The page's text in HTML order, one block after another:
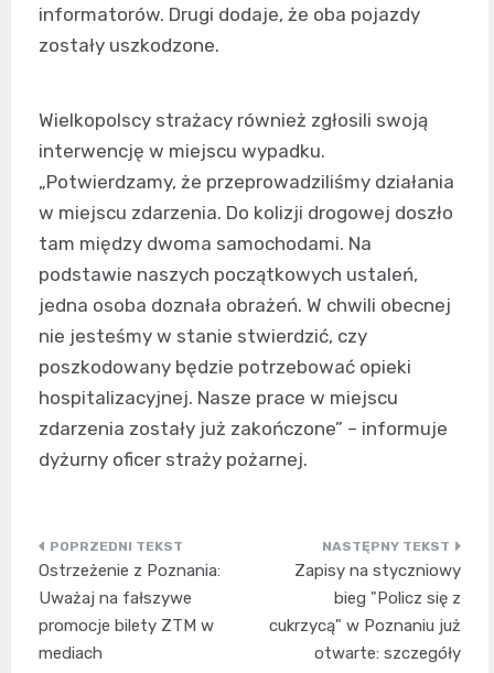
informatorów. Drugi dodaje, że oba pojazdy
zostały uszkodzone.
Wielkopolscy strażacy również zgłosili swoją
interwencję w miejscu wypadku.
„Potwierdzamy, że przeprowadziliśmy działania
w miejscu zdarzenia. Do kolizji drogowej doszło
tam między dwoma samochodami. Na
podstawie naszych początkowych ustaleń,
jedna osoba doznała obrażeń. W chwili obecnej
nie jesteśmy w stanie stwierdzić, czy
poszkodowany będzie potrzebować opieki
hospitalizacyjnej. Nasze prace w miejscu
zdarzenia zostały już zakończone” – informuje
dyżurny oficer straży pożarnej.
Nawigacja
wpisu
Ostrzeżenie z Poznania:
Uważaj na fałszywe
promocje bilety ZTM w
mediach
Zapisy na styczniowy
bieg "Policz się z
cukrzycą" w Poznaniu już
otwarte: szczegóły